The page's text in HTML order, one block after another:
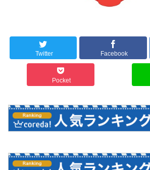
Twitter Facebook
Pocket